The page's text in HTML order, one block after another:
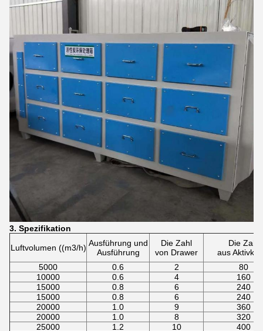
3. Spezifikation
Luftvolumen ((m3/h) Ausführung und
Ausführung
Die Zahl
von Drawer
Die Zahl
aus
5000
0.6 2
80
10000
0.6 4
160
15000
0.8 6
240
15000
0.8 6
240
20000
1.0 9
360
20000
1.0 8
320
25000
1.2 10
400